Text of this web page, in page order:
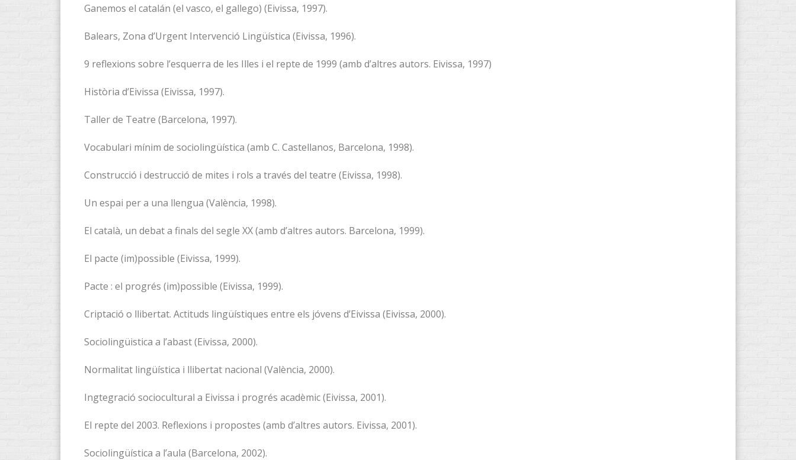
Ganemos el catalán (el vasco, el gallego) (Eivissa, 1997).
Balears, Zona d’Urgent Intervenció Lingüística (Eivissa, 1996).
9 reflexions sobre l’esquerra de les Illes i el repte de 1999 (amb d’altres autors. Eivissa, 1997)
Història d’Eivissa (Eivissa, 1997).
Taller de Teatre (Barcelona, 1997).
Vocabulari mínim de sociolingüística (amb C. Castellanos, Barcelona, 1998).
Construcció i destrucció de mites i rols a través del teatre (Eivissa, 1998).
Un espai per a una llengua (València, 1998).
El català, un debat a finals del segle XX (amb d’altres autors. Barcelona, 1999).
El pacte (im)possible (Eivissa, 1999).
Pacte : el progrés (im)possible (Eivissa, 1999).
Criptació o llibertat. Actituds lingüístiques entre els jóvens d’Eivissa (Eivissa, 2000).
Sociolingüistica a l’abast (Eivissa, 2000).
Normalitat lingüística i llibertat nacional (València, 2000).
Ingtegració sociocultural a Eivissa i progrés acadèmic (Eivissa, 2001).
El repte del 2003. Reflexions i propostes (amb d’altres autors. Eivissa, 2001).
Sociolingüística a l’aula (Barcelona, 2002).